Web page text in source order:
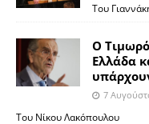
Του
Ο
Ελλάδα
7
Του Νίκου Λακόπουλου